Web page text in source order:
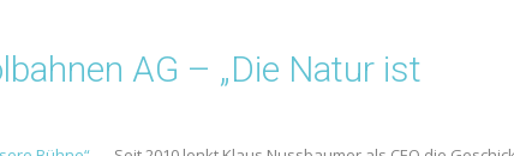
AG – „Die Natur ist